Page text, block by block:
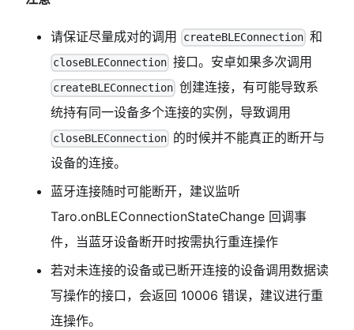
请保证尽量成对的调用 createBLEConnection 和
closeBLEConnection 接口。安卓如果多次调用
createBLEConnection 创建连接，有可能导致系
统持有同一设备多个连接的实例，导致调用
closeBLEConnection 的时候并不能真正的断开与
设备的连接。
蓝牙连接随时可能断开，建议监听
Taro.onBLEConnectionStateChange 回调事
件，当蓝牙设备断开时按需执行重连操作
若对未连接的设备或已断开连接的设备调用数据读
写操作的接口，会返回 10006 错误，建议进行重
连操作。